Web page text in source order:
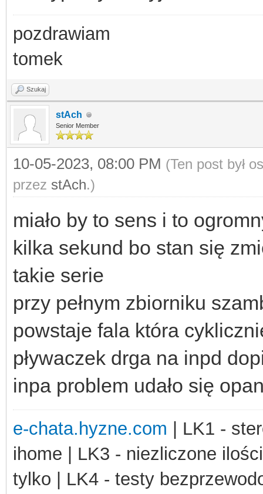
pozdrawiam
tomek
Szukaj
stAch
Senior Member
10-05-2023, 08:00 PM (Ten post był
przez stAch.)
miało by to sens i to
kilka sekund bo stan się
takie serie
przy pełnym zbiorniku
powstaje fala która
pływaczek drga na inpd
inpa problem udało się
e-chata.hyzne.com | LK1 -
ihome | LK3 - niezliczone
tylko | LK4 - testy